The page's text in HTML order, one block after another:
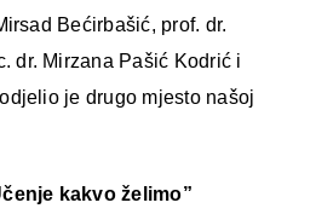
Bećirbašić, prof. dr.
dr. Mirzana Pašić Kodrić i
je drugo mjesto našoj
kakvo želimo”